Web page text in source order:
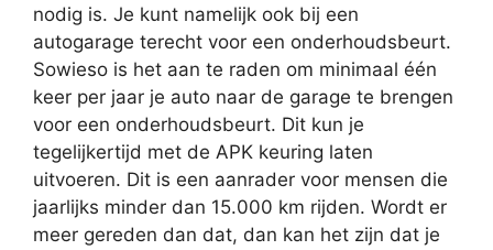
nodig is. Je kunt namelijk ook bij een
autogarage terecht voor een onderhoudsbeurt.
Sowieso is het aan te raden om minimaal één
keer per jaar je auto naar de garage te brengen
voor een onderhoudsbeurt. Dit kun je
tegelijkertijd met de APK keuring laten
uitvoeren. Dit is een aanrader voor mensen die
jaarlijks minder dan 15.000 km rijden. Wordt er
meer gereden dan dat, dan kan het zijn dat je